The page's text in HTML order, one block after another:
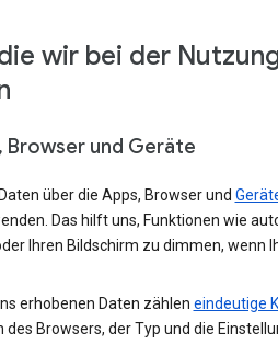
wir bei der
Browser und Geräte
über die Apps, Browser und
Das hilft uns, Funktionen wie
Ihren Bildschirm zu dimmen, wenn
erhobenen Daten zählen eindeutige
des Browsers, der Typ und die